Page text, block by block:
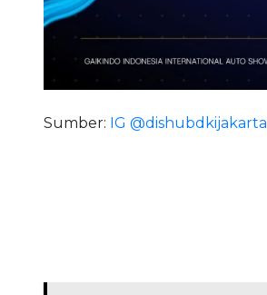
Sumber: IG @dishubdkijakarta